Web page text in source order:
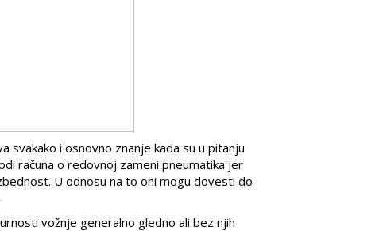
i osnovno znanje kada su u pitanju
računa o redovnoj zameni pneumatika jer
U odnosu na to oni mogu dovesti do
vožnje generalno gledno ali bez njih